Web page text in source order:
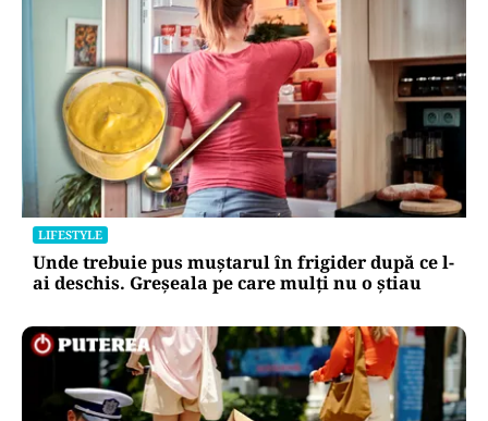
LIFESTYLE
Unde trebuie pus muștarul în frigider după ce l-
ai deschis. Greșeala pe care mulți nu o știau